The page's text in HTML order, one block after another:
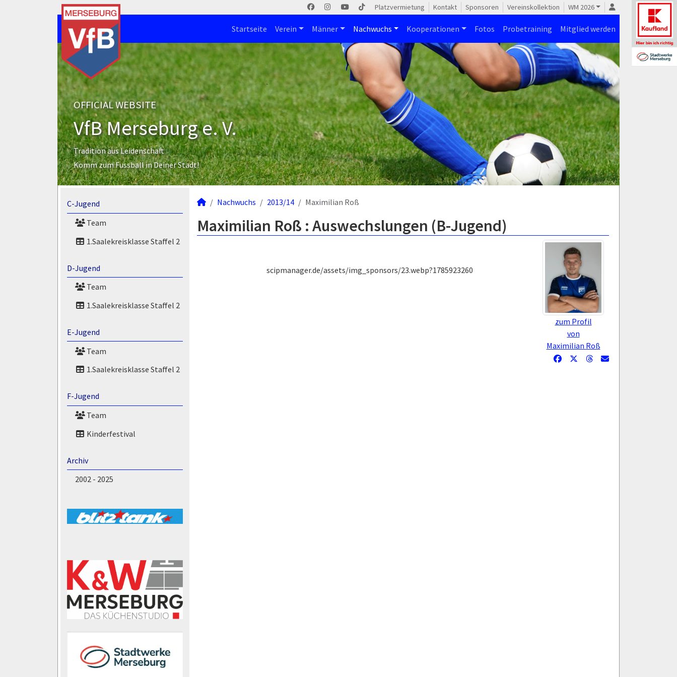
Platzvermietung Kontakt Sponsoren Vereinskollektion WM 2026
Startseite Verein Männer Nachwuchs Kooperationen Fotos Probetraining Mitglied werden
OFFICIAL WEBSITE
VfB Merseburg e. V.
Tradition aus Leidenschaft
Komm zum Fussball in Deiner Stadt!
C-Jugend
Team
1.Saalekreisklasse Staffel 2
D-Jugend
Team
1.Saalekreisklasse Staffel 2
E-Jugend
Team
1.Saalekreisklasse Staffel 2
F-Jugend
Team
Kinderfestival
Archiv
2002 - 2025
Nachwuchs 2013/14 Maximilian Roß
Maximilian Roß : Auswechslungen (B-Jugend)
zum Profil
von
Maximilian Roß
scipmanager.de/assets/img_sponsors/23.webp?1785923260